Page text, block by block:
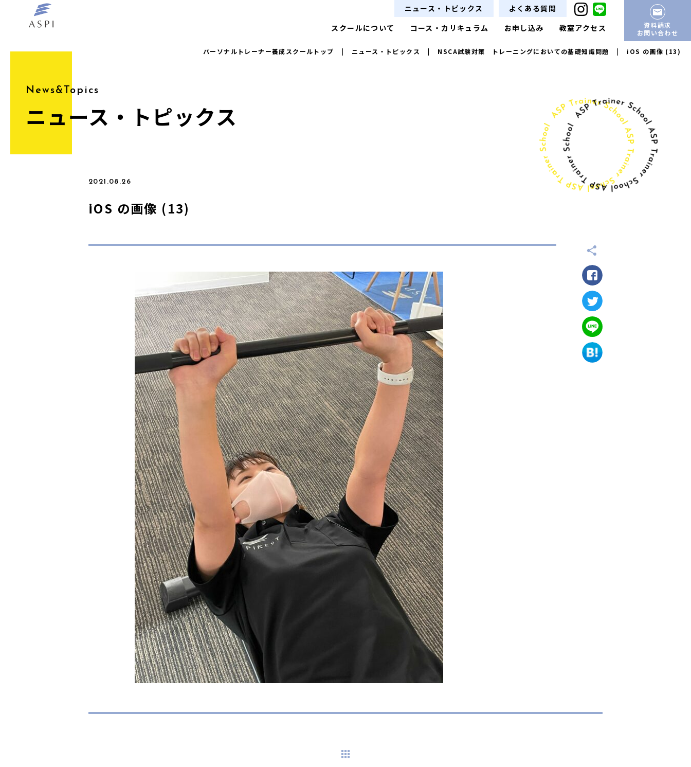
ニュース・トピックス
よくある質問
スクールについて
コース・カリキュラム お申し込み 教室アクセス
資料請求
お問い合わせ
パーソナルトレーナー養成スクールトップ | ニュース・トピックス | NSCA試験対策 トレーニングにおいての基礎知識問題 | iOS の画像 (13)
News&Topics
ニュース・トピックス
2021.08.26
iOS の画像 (13)